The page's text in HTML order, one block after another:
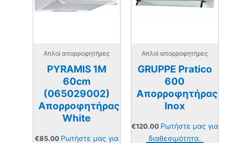
Απλοί απορροφητήρες
PYRAMIS 1Μ
60cm
(065029002)
Απορροφητήρας
White
€85.00 Ρωτήστε μας για
Απλοί απορροφητήρες
GRUPPE Pratico
600
Απορροφητήρας
Inox
€120.00 Ρωτήστε μας για
διαθεσιμότητα.